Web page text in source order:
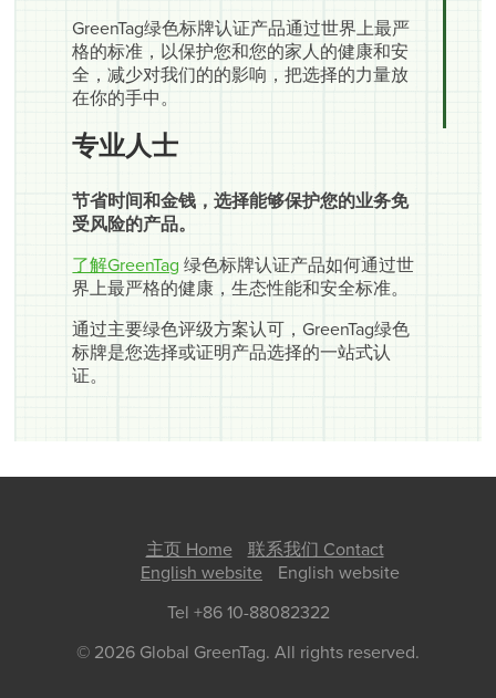
GreenTag绿色标牌认证产品通过世界上最严
格的标准，以保护您和您的家人的健康和安
全，减少对我们的的影响，把选择的力量放
在你的手中。
专业人士
节省时间和金钱，选择能够保护您的业务免
受风险的产品。
了解GreenTag 绿色标牌认证产品如何通过世
界上最严格的健康，生态性能和安全标准。
通过主要绿色评级方案认可，GreenTag绿色
标牌是您选择或证明产品选择的一站式认
证。
主页 Home
联系我们 Contact
English website
English website
Tel +86 10-88082322
© 2026 Global GreenTag. All rights reserved.